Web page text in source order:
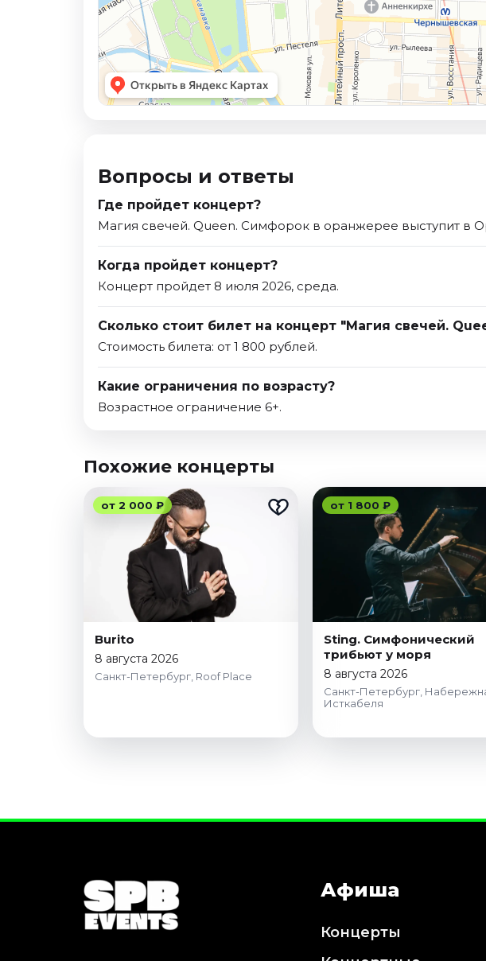
Вопросы и ответы
Где пройдет концерт?
Магия свечей. Queen. Симфорок в оранжерее выступит в
Когда пройдет концерт?
Концерт пройдет 8 июля 2026, среда.
Сколько стоит билет на концерт "Магия свечей.
Стоимость билета: от 1 800 рублей.
Какие ограничения по возрасту?
Возрастное ограничение 6+.
Похожие концерты
от 2 000 ₽
Burito
8 августа 2026
Санкт-Петербург, Roof Place
от 1 800 ₽
Sting. Симфонический
трибьют у моря
8 августа 2026
Санкт-Петербург,
Исткабеля
Афиша
Концерты